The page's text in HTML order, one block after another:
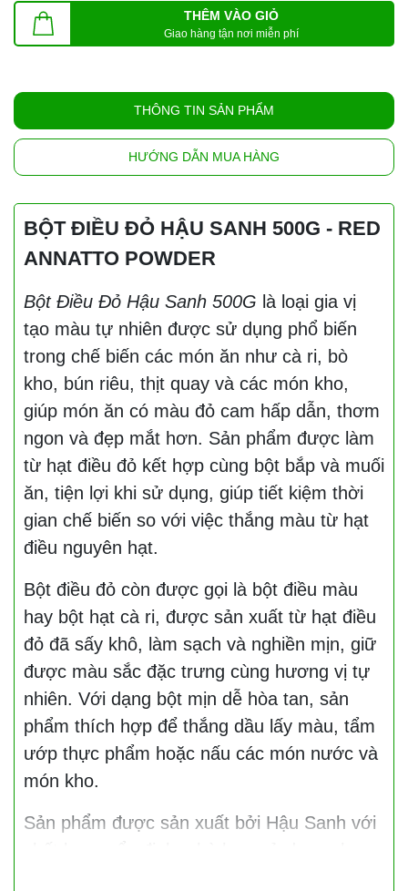
THÊM VÀO GIỎ
Giao hàng tận nơi miễn phí
THÔNG TIN SẢN PHẨM
HƯỚNG DẪN MUA HÀNG
BỘT ĐIỀU ĐỎ HẬU SANH 500G - RED
ANNATTO POWDER
Bột Điều Đỏ Hậu Sanh 500G là loại gia vị
tạo màu tự nhiên được sử dụng phổ biến
trong chế biến các món ăn như cà ri, bò
kho, bún riêu, thịt quay và các món kho,
giúp món ăn có màu đỏ cam hấp dẫn, thơm
ngon và đẹp mắt hơn. Sản phẩm được làm
từ hạt điều đỏ kết hợp cùng bột bắp và muối
ăn, tiện lợi khi sử dụng, giúp tiết kiệm thời
gian chế biến so với việc thắng màu từ hạt
điều nguyên hạt.
Bột điều đỏ còn được gọi là bột điều màu
hay bột hạt cà ri, được sản xuất từ hạt điều
đỏ đã sấy khô, làm sạch và nghiền mịn, giữ
được màu sắc đặc trưng cùng hương vị tự
nhiên. Với dạng bột mịn dễ hòa tan, sản
phẩm thích hợp để thắng dầu lấy màu, tẩm
ướp thực phẩm hoặc nấu các món nước và
món kho.
Sản phẩm được sản xuất bởi Hậu Sanh với